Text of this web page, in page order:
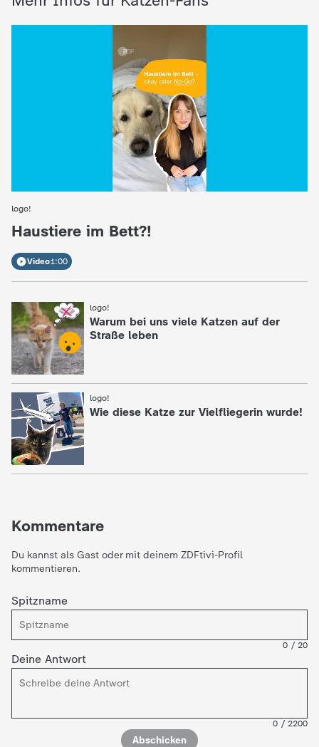
logo!
:
Haustiere im Bett?!
Video1:00
logo!
:
Warum bei uns viele Katzen auf der
Straße leben
logo!
: Wie diese Katze zur Vielfliegerin wurde!
Kommentare
Du kannst als Gast oder mit deinem ZDFtivi-Profil
kommentieren.
Spitzname
0 / 20
Deine Antwort
0 / 2200
Abschicken